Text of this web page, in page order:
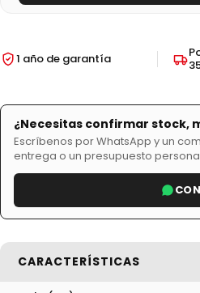
1 año de garantía
¿Necesitas confirmar stock,
Escríbenos por WhatsApp y un
entrega o un presupuesto
CARACTERÍSTICAS